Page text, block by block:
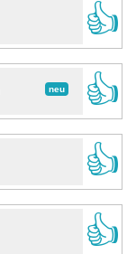
👍
neu
👍
👍
👍